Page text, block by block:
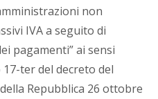
non
IVA a seguito di
pagamenti” ai sensi
17-ter del decreto del
Repubblica 26 ottobre